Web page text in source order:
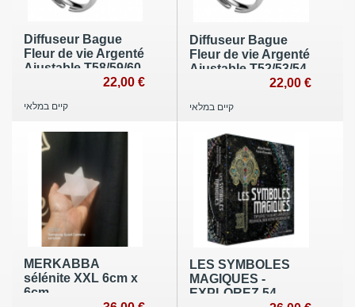
Diffuseur Bague
Fleur de vie Argenté
Ajustable T58/59/60
22,00 €
קיים במלאי
Diffuseur Bague
Fleur de vie Argenté
Ajustable T52/53/54
22,00 €
קיים במלאי
MERKABBA
sélénite XXL 6cm x
6cm
LES SYMBOLES
MAGIQUES -
EXPLOREZ 54